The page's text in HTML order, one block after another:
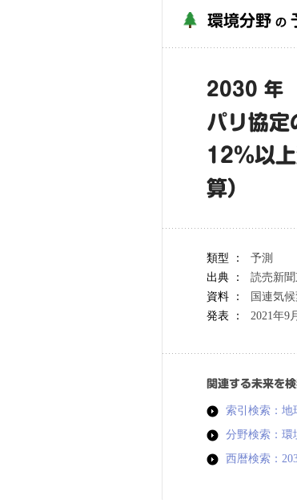
環境分野 の
2030 年
パリ協
12％以
算）
類型 ：
予測
出典 ：
読売新聞
資料 ：
国連気
発表 ：
2021年9
関連する未来を
索引検索：地
分野検索：環
西暦検索：